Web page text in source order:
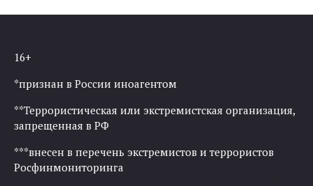
16+
*признан в России иноагентом
**Террористическая или экстремистская организация,
запрещенная в РФ
***внесен в перечень экстремистов и террористов
Росфинмониторинга